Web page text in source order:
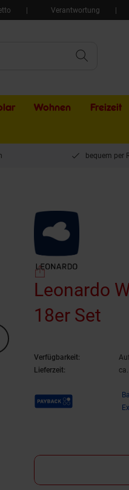
Verantwortung
Wohnen Freizeit
bequem per
Leonardo
18er Set
Verfügbarkeit:
Lieferzeit:
Payback Punkte